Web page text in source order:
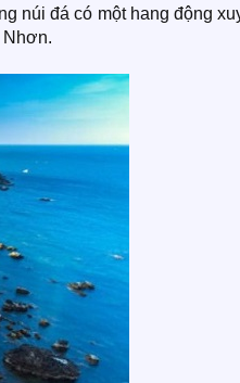
núi đá có một hang động
Nhơn.